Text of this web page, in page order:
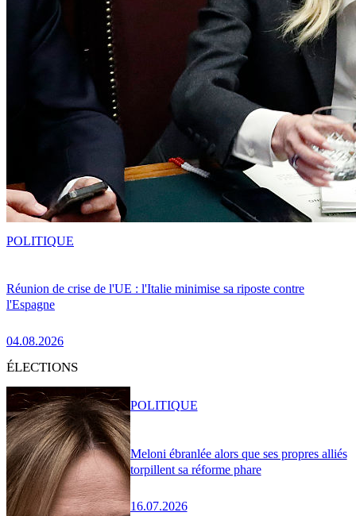
Réunion de crise de l'UE : l'Italie minimise sa riposte contre
l'Espagne
04.08.2026
POLITIQUE
ÉLECTIONS
Meloni ébranlée alors que ses propres alliés
torpillent sa réforme phare
16.07.2026
POLITIQUE